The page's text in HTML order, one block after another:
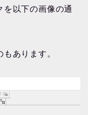
を以下の画像の通
あります。